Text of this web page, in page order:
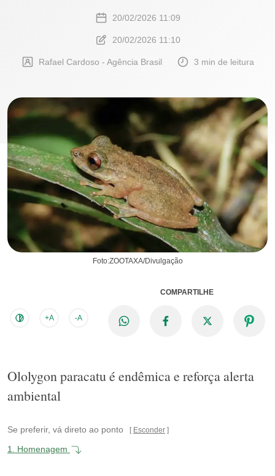
20/02/2026 11:09
20/02/2026 11:10
Rafael Cardoso - Agência Brasil 3 min de leitura
Foto:ZOOTAXA/Divulgação
+A -A
COMPARTILHE
Ololygon paracatu é endêmica e reforça alerta
ambiental
Se preferir, vá direto ao ponto Esconder
1. Homenagem